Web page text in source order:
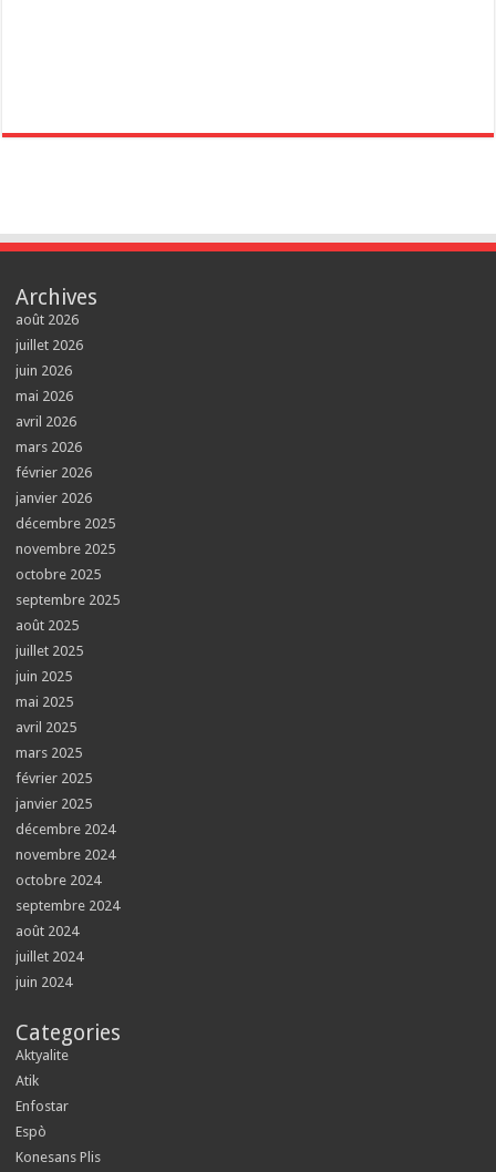
Archives
août 2026
juillet 2026
juin 2026
mai 2026
avril 2026
mars 2026
février 2026
janvier 2026
décembre 2025
novembre 2025
octobre 2025
septembre 2025
août 2025
juillet 2025
juin 2025
mai 2025
avril 2025
mars 2025
février 2025
janvier 2025
décembre 2024
novembre 2024
octobre 2024
septembre 2024
août 2024
juillet 2024
juin 2024
Categories
Aktyalite
Atik
Enfostar
Espò
Konesans Plis